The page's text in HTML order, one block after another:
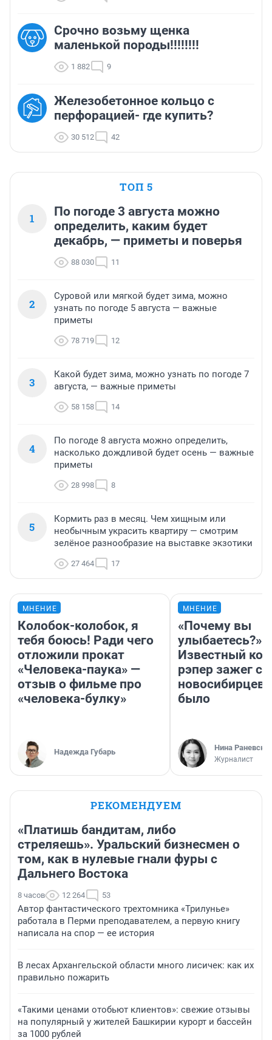
Срочно возьму щенка
маленькой породы!!!!!!!!
1 882 9
Железобетонное кольцо с
перфорацией- где купить?
30 512 42
ТОП 5
1
По погоде 3 августа можно
определить, каким будет
декабрь, — приметы и поверья
88 030 11
2
Суровой или мягкой будет зима, можно
узнать по погоде 5 августа — важные
приметы
78 719 12
3
Какой будет зима, можно узнать по погоде 7
августа, — важные приметы
58 158 14
4
По погоде 8 августа можно определить,
насколько дождливой будет осень — важные
приметы
28 998 8
5
Кормить раз в месяц. Чем хищным или
необычным украсить квартиру — смотрим
зелёное разнообразие на выставке экзотики
27 464 17
МНЕНИЕ
Колобок-колобок, я
тебя боюсь! Ради чего
отложили прокат
«Человека-паука» —
отзыв о фильме про
«человека-булку»
Надежда Губарь
МНЕНИЕ
«Почему вы
улыбаетесь?»
Известный
рэпер зажег с
новосибирцев:
было
Нина
Журналист
РЕКОМЕНДУЕМ
«Платишь бандитам, либо
стреляешь». Уральский бизнесмен о
том, как в нулевые гнали фуры с
Дальнего Востока
8 часов 12 264 53
Автор фантастического трехтомника «Трилунье»
работала в Перми преподавателем, а первую книгу
написала на спор — ее история
В лесах Архангельской области много лисичек: как их
правильно пожарить
«Такими ценами отобьют клиентов»: свежие отзывы
на популярный у жителей Башкирии курорт и бассейн
за 1000 рублей